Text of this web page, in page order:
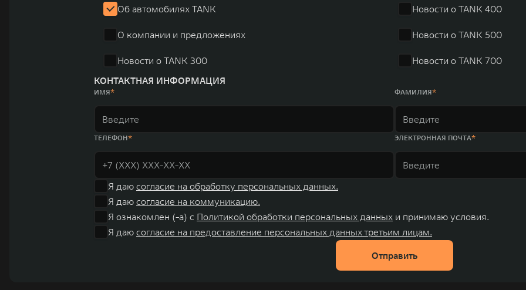
Об автомобилях TANK
О компании и предложениях
Новости о TANK 300
Новости о TANK 400
Новости о TANK 500
Новости о TANK 700
КОНТАКТНАЯ ИНФОРМАЦИЯ
ИМЯ ФАМИЛИЯ
ТЕЛЕФОН ЭЛЕКТРОННАЯ ПОЧТА
Я даю согласие на обработку персональных данных.
Я даю согласие на коммуникацию.
Я ознакомлен (-а) с Политикой обработки персональных данных и принимаю условия.
Я даю согласие на предоставление персональных данных третьим лицам.
Отправить